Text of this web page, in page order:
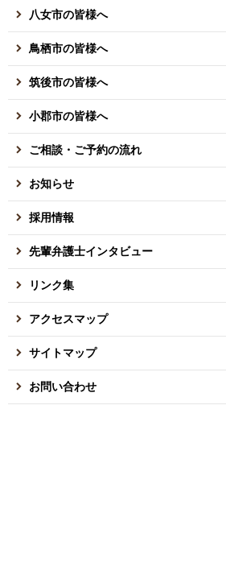
八女市の皆様へ
鳥栖市の皆様へ
筑後市の皆様へ
小郡市の皆様へ
ご相談・ご予約の流れ
お知らせ
採用情報
先輩弁護士インタビュー
リンク集
アクセスマップ
サイトマップ
お問い合わせ